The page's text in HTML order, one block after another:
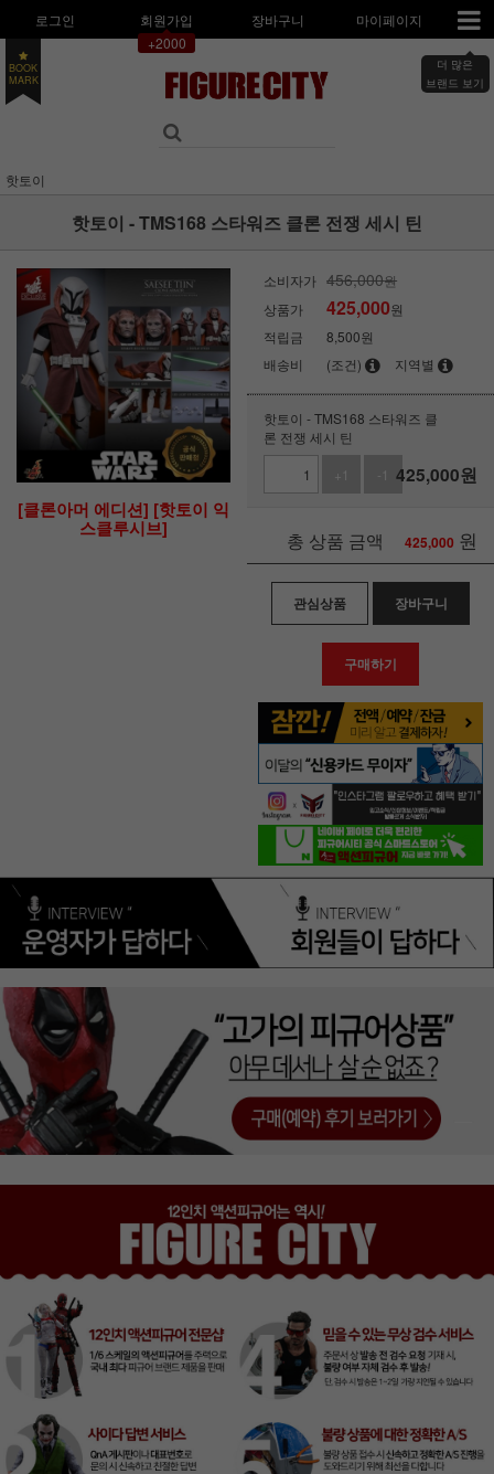
로그인
회원가입
+2000
장바구니 마이페이지
더 많은
브랜드 보기
BOOK
MARK
핫토이
핫토이 - TMS168 스타워즈 클론 전쟁 세시 틴
[클론아머 에디션] [핫토이 익
스클루시브]
소비자가 456,000원
상품가
425,000원
적립금
8,500원
배송비
(조건) 지역별
핫토이 - TMS168 스타워즈 클
론 전쟁 세시 틴
+1
-1 425,000원
총 상품 금액 425,000 원
관심상품 장바구니
구매하기